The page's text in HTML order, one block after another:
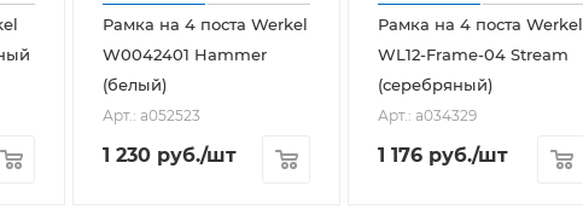
Рамка на 4 поста Werkel
W0042401 Hammer
(белый)
Арт.: a052523
1 230 руб./шт
Рамка на 4 поста Werkel
WL12-Frame-04 Stream
(серебряный)
Арт.: a034329
1 176 руб./шт